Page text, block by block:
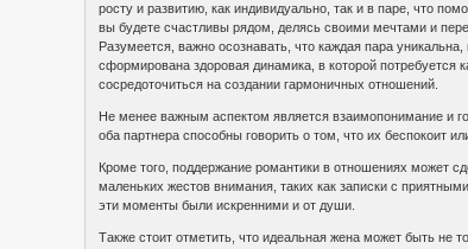
росту и развитию, как индивидуально, так и в паре, что
вы будете счастливы рядом, делясь своими мечтами и
Разумеется, важно осознавать, что каждая пара
сформирована здоровая динамика, в которой потребуется
сосредоточиться на создании гармоничных отношений.
Не менее важным аспектом является взаимопонимание и
оба партнера способны говорить о том, что их беспокоит
Кроме того, поддержание романтики в отношениях может
маленьких жестов внимания, таких как записки с
эти моменты были искренними и от души.
Также стоит отметить, что идеальная жена может быть не